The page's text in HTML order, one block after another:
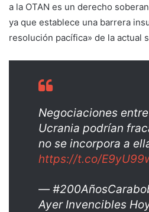
a la OTAN es un derecho
ya que establece una barrera
resolución pacífica» de la actual
Negociaciones
Ucrania podrían
no se incorpora a
https://t.co/
—
Ayer Invencibles